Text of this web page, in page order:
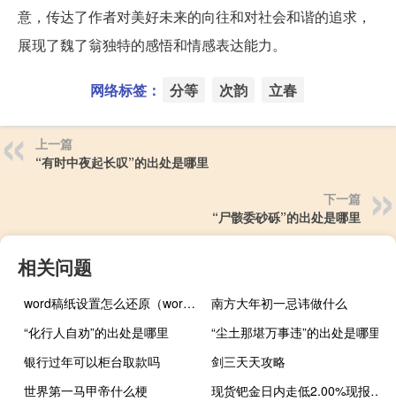
意，传达了作者对美好未来的向往和对社会和谐的追求，
展现了魏了翁独特的感悟和情感表达能力。
网络标签： 分等 次韵 立春
上一篇
“有时中夜起长叹”的出处是哪里
下一篇
“尸骸委砂砾”的出处是哪里
相关问题
word稿纸设置怎么还原（word稿纸设置在哪里）
南方大年初一忌讳做什么
“化行人自劝”的出处是哪里
“尘土那堪万事违”的出处是哪里
银行过年可以柜台取款吗
剑三天天攻略
世界第一马甲帝什么梗
现货钯金日内走低2.00%现报1230.89美元/盎司